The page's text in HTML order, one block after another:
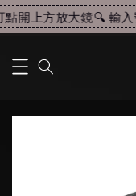
開上方放大鏡🔍 輸入